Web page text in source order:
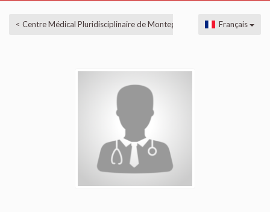
< Centre Médical Pluridisciplinaire de Montegnée Français